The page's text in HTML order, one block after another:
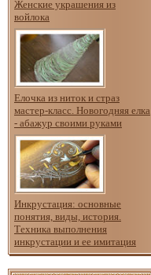
Женские украшения из
войлока
Елочка из ниток и страз
мастер-класс. Новогодняя елка
- абажур своими руками
Инкрустация: основные
понятия, виды, история.
Техника выполнения
инкрустации и ее имитация